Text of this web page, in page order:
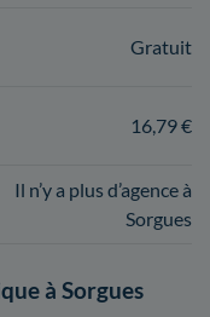
Gratuit
16,79 €
Il n’y a plus d’agence à
Sorgues
à Sorgues